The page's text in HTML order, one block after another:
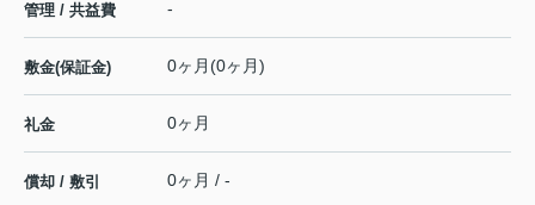
管理 / 共益費 -
敷金(保証金) 0ヶ月(0ヶ月)
礼金 0ヶ月
償却 / 敷引 0ヶ月 / -